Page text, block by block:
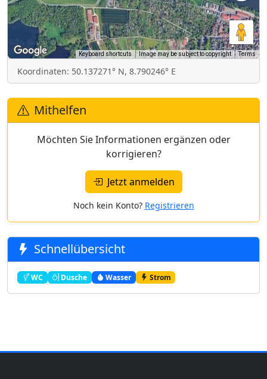
Keyboard shortcuts Image may be subject to copyright Terms
Koordinaten: 50.137271° N, 8.790246° E
Mithelfen
Möchten Sie Informationen ergänzen oder
korrigieren?
Jetzt anmelden
Noch kein Konto? Registrieren
Schnellübersicht
WC Dusche Wasser Strom